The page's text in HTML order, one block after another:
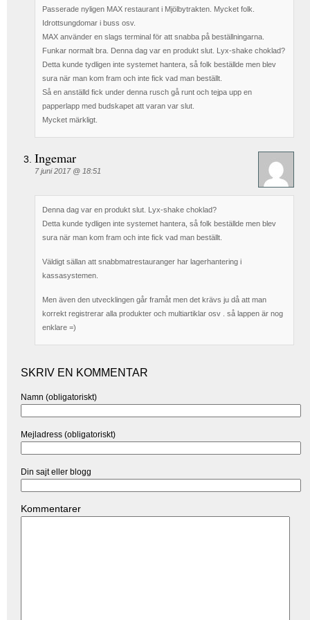
Passerade nyligen MAX restaurant i Mjölbytrakten. Mycket folk.
Idrottsungdomar i buss osv.
MAX använder en slags terminal för att snabba på beställningarna.
Funkar normalt bra. Denna dag var en produkt slut. Lyx-shake choklad?
Detta kunde tydligen inte systemet hantera, så folk beställde men blev
sura när man kom fram och inte fick vad man beställt.
Så en anställd fick under denna rusch gå runt och tejpa upp en
papperlapp med budskapet att varan var slut.
Mycket märkligt.
Ingemar
7 juni 2017 @ 18:51
Denna dag var en produkt slut. Lyx-shake choklad?
Detta kunde tydligen inte systemet hantera, så folk beställde men blev
sura när man kom fram och inte fick vad man beställt.
Väldigt sällan att snabbmatrestauranger har lagerhantering i
kassasystemen.
Men även den utvecklingen går framåt men det krävs ju då att man
korrekt registrerar alla produkter och multiartiklar osv . så lappen är nog
enklare =)
SKRIV EN KOMMENTAR
Namn (obligatoriskt)
Mejladress (obligatoriskt)
Din sajt eller blogg
Kommentarer